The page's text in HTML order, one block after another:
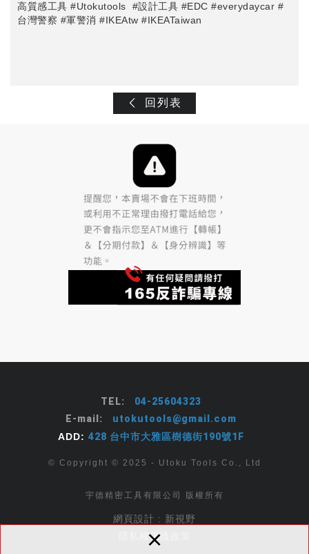
×
高質感工具 #Utokutools #設計工具 #EDC #everydaycar #
台灣警察 #軍警消 #IKEAtw #IKEATaiwan
回列表
TEL:
04-25604323
E-mail:
utokutools@gmail.com
ADD: 428 台中市大雅區樹德街190號1F
© Copyright © 2025 - Utoku Tools Co., Ltd
宇德精密工具有限公司 版權所有
網頁設計 : 新視野
隱私權保護政策